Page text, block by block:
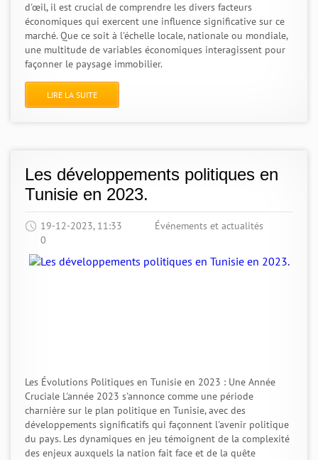
d'œil, il est crucial de comprendre les divers facteurs
économiques qui exercent une influence significative sur ce
marché. Que ce soit à l'échelle locale, nationale ou mondiale,
une multitude de variables économiques interagissent pour
façonner le paysage immobilier.
LIRE LA SUITE
Les développements politiques en
Tunisie en 2023.
19-12-2023, 11:33
Événements et actualités
0
Les Évolutions Politiques en Tunisie en 2023 : Une Année
Cruciale L'année 2023 s'annonce comme une période
charnière sur le plan politique en Tunisie, avec des
développements significatifs qui façonnent l'avenir politique
du pays. Les dynamiques en jeu témoignent de la complexité
des enjeux auxquels la nation fait face et de la quête